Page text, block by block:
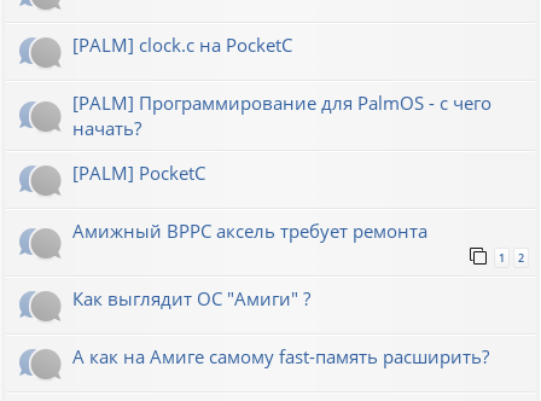
[PALM] clock.c на PocketC
[PALM] Программирование для PalmOS - с чего
начать?
[PALM] PocketC
Амижный BPPC аксель требует ремонта
1 2
Как выглядит ОС "Амиги" ?
А как на Амиге самому fast-память расширить?